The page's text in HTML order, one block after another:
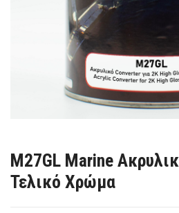
M27GL Marine
Τελικό Χρώμα